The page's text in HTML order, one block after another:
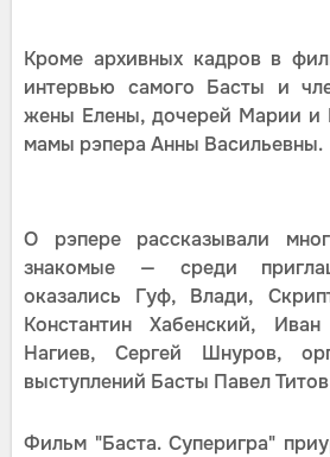
Кроме архивных кадров в
интервью самого Басты и
жены Елены, дочерей Марии и
мамы рэпера Анны Васильевны.
О рэпере рассказывали
знакомые — среди
оказались Гуф, Влади,
Константин Хабенский,
Нагиев, Сергей Шнуров,
выступлений Басты Павел
Фильм "Баста. Суперигра"